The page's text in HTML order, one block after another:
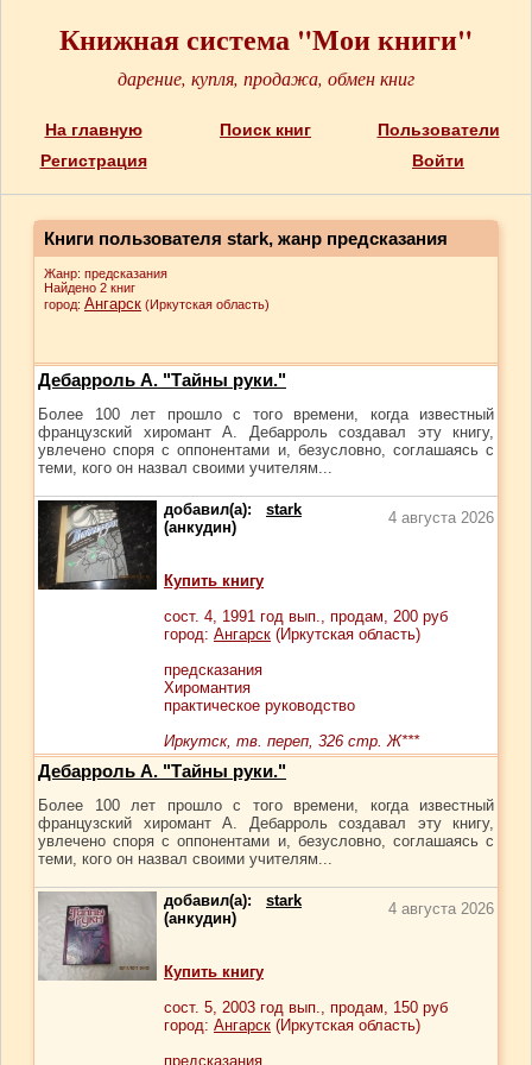
Книжная система "Мои книги"
дарение, купля, продажа, обмен книг
На главную Поиск книг
Пользователи
Регистрация
Войти
Книги пользователя stark, жанр предсказания
Жанр: предсказания
Найдено 2 книг
город: Ангарск (Иркутская область)
Дебарроль А. "Тайны руки."
Более 100 лет прошло с того времени, когда известный
французский хиромант А. Дебарроль создавал эту книгу,
увлечено споря с оппонентами и, безусловно, соглашаясь с
теми, кого он назвал своими учителям...
добавил(а): stark
(анкудин)
4 августа 2026
Купить книгу
сост. 4, 1991 год вып., продам, 200 руб
город: Ангарск (Иркутская область)
предсказания
Хиромантия
практическое руководство
Иркутск, тв. переп, 326 стр. Ж***
Дебарроль А. "Тайны руки."
Более 100 лет прошло с того времени, когда известный
французский хиромант А. Дебарроль создавал эту книгу,
увлечено споря с оппонентами и, безусловно, соглашаясь с
теми, кого он назвал своими учителям...
добавил(а): stark
(анкудин)
4 августа 2026
Купить книгу
сост. 5, 2003 год вып., продам, 150 руб
город: Ангарск (Иркутская область)
предсказания